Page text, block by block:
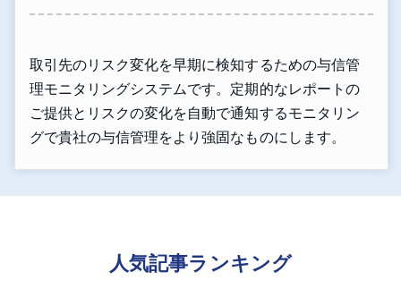
取引先のリスク変化を早期に検知するための与信管
理モニタリングシステムです。定期的なレポートの
ご提供とリスクの変化を自動で通知するモニタリン
グで貴社の与信管理をより強固なものにします。
人気記事ランキング